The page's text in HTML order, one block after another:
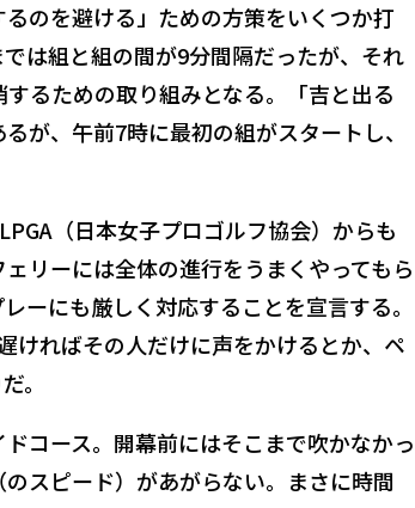
のを避ける」ための方策をいくつか打
は組と組の間が9分間隔だったが、それ
るための取り組みとなる。「吉と出る
が、午前7時に最初の組がスタートし、
（日本女子プロゴルフ協会）からも
リーには全体の進行をうまくやってもら
ーにも厳しく対応することを宣言する。
ければその人だけに声をかけるとか、ペ
。
コース。開幕前にはそこまで吹かなかっ
スピード）があがらない。まさに時間